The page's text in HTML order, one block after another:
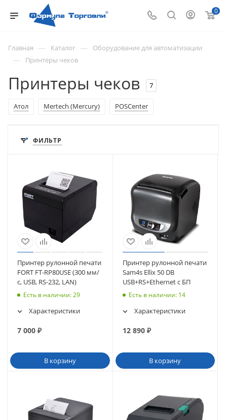
0
Главная — Каталог — Оборудование для автоматизации
— Принтеры чеков
Принтеры чеков 7
Атол Mertech (Mercury) POSCenter
ФИЛЬТР
Принтер рулонной печати
FORT FT-RP80USE (300 мм/
с, USB, RS-232, LAN)
Есть в наличии: 29
Характеристики
7 000 ₽
В корзину
Принтер рулонной печати
Sam4s Ellix 50 DB
USB+RS+Ethernet с БП
Есть в наличии: 14
Характеристики
12 890₽
В корзину